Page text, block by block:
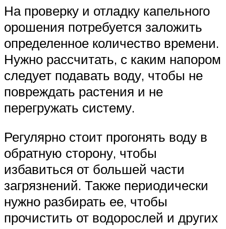
На проверку и отладку капельного
орошения потребуется заложить
определенное количество времени.
Нужно рассчитать, с каким напором
следует подавать воду, чтобы не
повреждать растения и не
перегружать систему.
Регулярно стоит прогонять воду в
обратную сторону, чтобы
избавиться от большей части
загрязнений. Также периодически
нужно разбирать ее, чтобы
прочистить от водорослей и других